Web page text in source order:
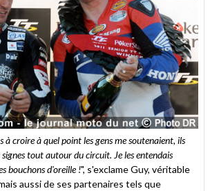
à croire à quel point les gens me soutenaient, ils
tout autour du circuit. Je les entendais
bouchons d'oreille !", s'exclame Guy, véritable
aussi de ses partenaires tels que